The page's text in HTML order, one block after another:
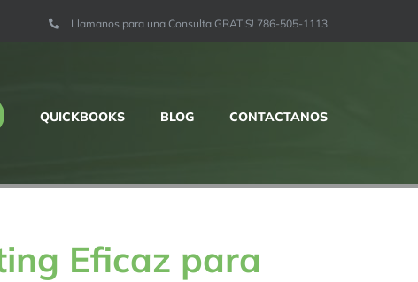
Llamanos para una Consulta GRATIS! 786-505-1113
QUICKBOOKS BLOG CONTACTANOS
Eficaz para